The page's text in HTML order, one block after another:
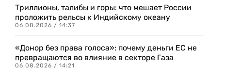
Триллионы, талибы и горы: что мешает России
проложить рельсы к Индийскому океану
06.08.2026 / 14:37
«Донор без права голоса»: почему деньги ЕС не
превращаются во влияние в секторе Газа
06.08.2026 / 14:21